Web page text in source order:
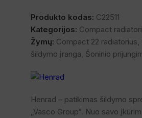
Produkto kodas: C22511
Kategorijos: Compact
Žymų: Compact 22 radiatorius
šildymo įranga Šoninio
Henrad – patikimas šildymo
„Vasco Group“. Nuo savo